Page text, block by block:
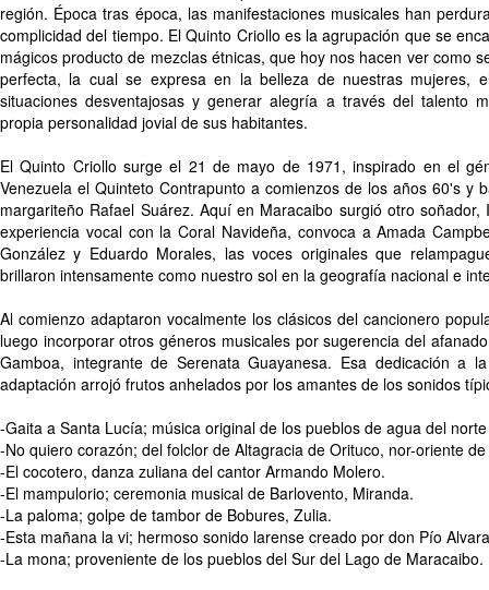
región. Época tras época, las manifestaciones musicales han
complicidad del tiempo. El Quinto Criollo es la agrupación que se
mágicos producto de mezclas étnicas, que hoy nos hacen ver como
perfecta, la cual se expresa en la belleza de nuestras mujeres,
situaciones desventajosas y generar alegría a través del talento
propia personalidad jovial de sus habitantes.
El Quinto Criollo surge el 21 de mayo de 1971, inspirado en el
Venezuela el Quinteto Contrapunto a comienzos de los años 60's y
margariteño Rafael Suárez. Aquí en Maracaibo surgió otro
experiencia vocal con la Coral Navideña, convoca a Amada
González y Eduardo Morales, las voces originales que
brillaron intensamente como nuestro sol en la geografía nacional e
Al comienzo adaptaron vocalmente los clásicos del cancionero
luego incorporar otros géneros musicales por sugerencia del
Gamboa, integrante de Serenata Guayanesa. Esa dedicación a
adaptación arrojó frutos anhelados por los amantes de los sonidos
-Gaita a Santa Lucía; música original de los pueblos de agua del
-No quiero corazón; del folclor de Altagracia de Orituco, nor-oriente
-El cocotero, danza zuliana del cantor Armando Molero.
-El mampulorio; ceremonia musical de Barlovento, Miranda.
-La paloma; golpe de tambor de Bobures, Zulia.
-Esta mañana la vi; hermoso sonido larense creado por don Pío
-La mona; proveniente de los pueblos del Sur del Lago de Maracaibo.